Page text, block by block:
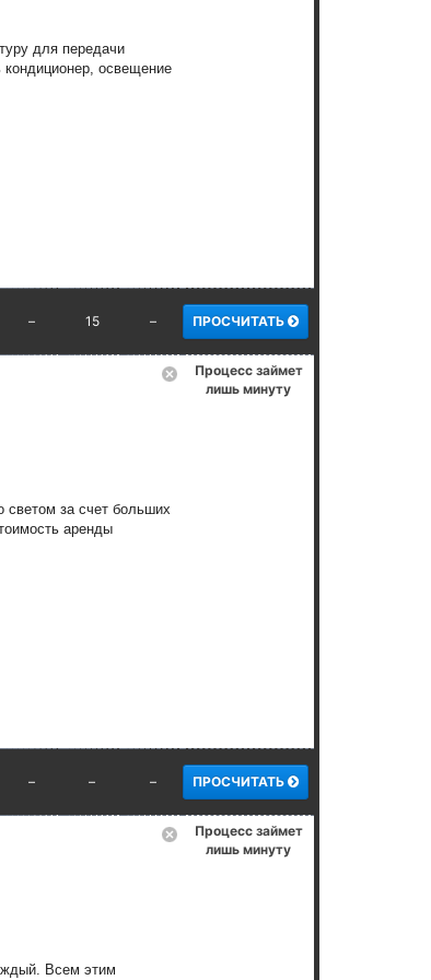
для передачи
кондиционер, освещение
– 15 – ПРОСЧИТАТЬ
светом за счет больших
аренды
Процесс займет
лишь минуту
– – – ПРОСЧИТАТЬ
Всем этим
Процесс займет
лишь минуту